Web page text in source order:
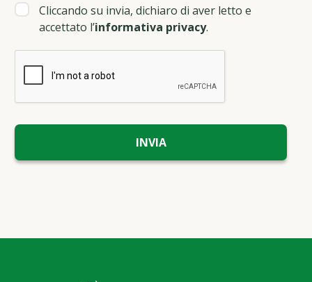
Cliccando su invia, dichiaro di aver letto e
accettato l’informativa privacy.